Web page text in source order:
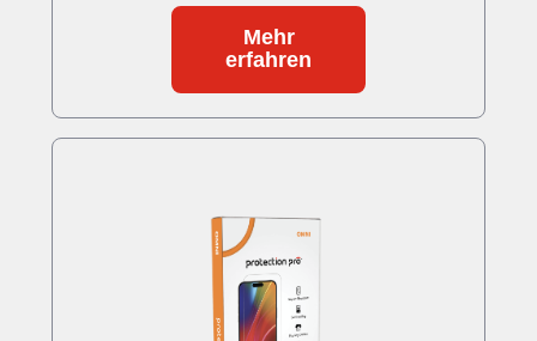
Mehr
erfahren